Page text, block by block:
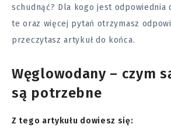
schudnąć? Dla kogo jest odpowiednia
te oraz więcej pytań otrzymasz
przeczytasz artykuł do końca.
Węglowodany – czym
są potrzebne
Z tego artykułu dowiesz się: